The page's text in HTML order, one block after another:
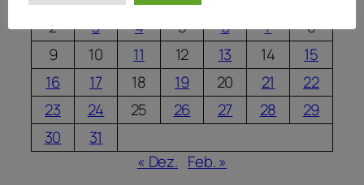
2
3 4 5 6 7
8
9
10 11 12 13 14
15
16
17 18 19 20 21
22
23
24 25 26 27 28
29
30
31
« Dez. Feb. »